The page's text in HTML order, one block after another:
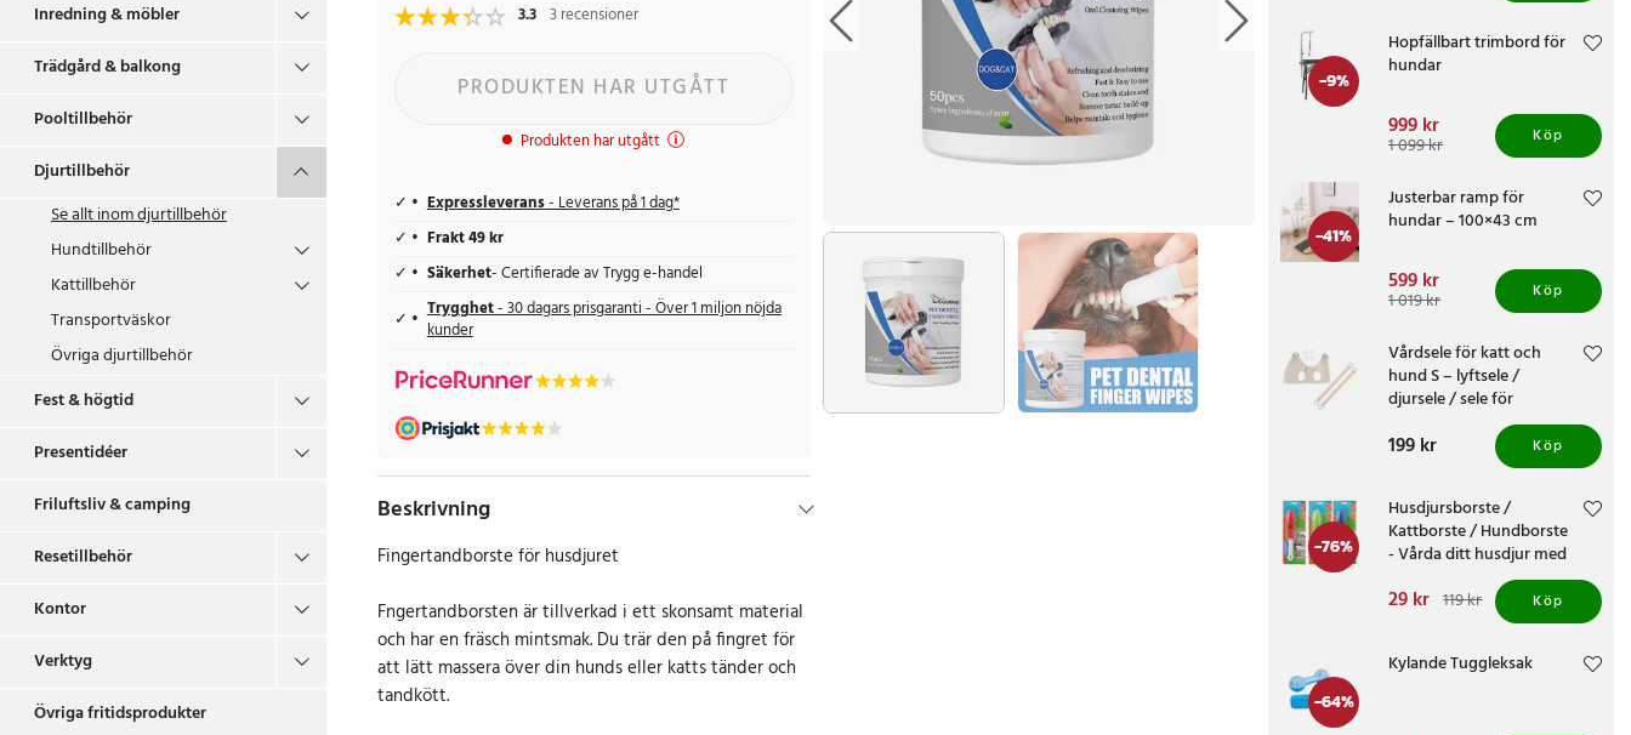
Inredning & möbler
Trädgård & balkong
Pooltillbehör
Djurtillbehör
Se allt inomdjurtillbehör
Hundtillbehör
Kattillbehör
Transportväskor
Övriga djurtillbehör
Fest & högtid
Presentidéer
Friluftsliv & camping
Resetillbehör
Kontor
Verktyg
Övriga fritidsprodukter
3.3 3 recensioner
PRODUKTEN HAR UTGÅTT
Produkten har utgått
Expressleverans- Leverans på 1 dag*
Frakt 49 kr
Säkerhet- Certifierade av Trygg e-handel
Trygghet- 30 dagars prisgaranti - Över 1 miljon nöjda
kunder
Beskrivning
Fingertandborste för husdjuret
Fngertandborsten är tillverkad i ett skonsamt material
och har en fräsch mintsmak. Du trär den på fingret för
att lätt massera över din hunds eller katts tänder och
tandkött.
-9%
Hopfällbart trimbord för
hundar
Nuvarande pris:
999 krTidigare pris :1 099 kr
999 kr
1 099 kr Köp
-41%
Justerbar ramp för
hundar – 100×43 cm
Nuvarande pris:
599 krTidigare pris :1 019 kr
599 kr
1 019 kr Köp
Vårdsele för katt och
hund S – lyftsele /
djursele / sele för
kloklippning och vård
Pris :199 kr
199 kr Köp
-76%
Husdjursborste /
Kattborste / Hundborste
- Vårda ditt husdjur med
Nuvarande pris
Tidigare pris 119 kr
29 kr 119 kr Köp
-64%
Kylande Tuggleksak